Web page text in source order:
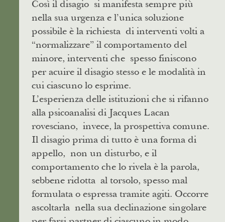
Così il disagio si manifesta sempre più
nella sua urgenza e l’unica soluzione
possibile è la richiesta di interventi volti a
“normalizzare” il comportamento del
minore, interventi che spesso finiscono
per acuire il disagio stesso e le modalità in
cui ciascuno lo esprime.
L’esperienza delle istituzioni che si rifanno
alla psicoanalisi di Jacques Lacan
rovesciano, invece, la prospettiva comune.
Il disagio prima di tutto è una forma di
appello, non un disturbo, e il
comportamento che lo rivela è la parola,
sebbene ridotta al torsolo, spesso mal
formulata o espressa tramite agiti. Occorre
ascoltarla nella sua declinazione singolare